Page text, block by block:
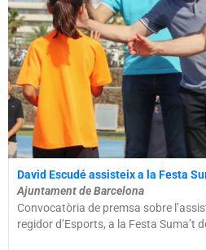
David Escudé assisteix a la Festa
Ajuntament de Barcelona
Convocatòria de premsa sobre
regidor d’Esports, a la Festa Suma’t